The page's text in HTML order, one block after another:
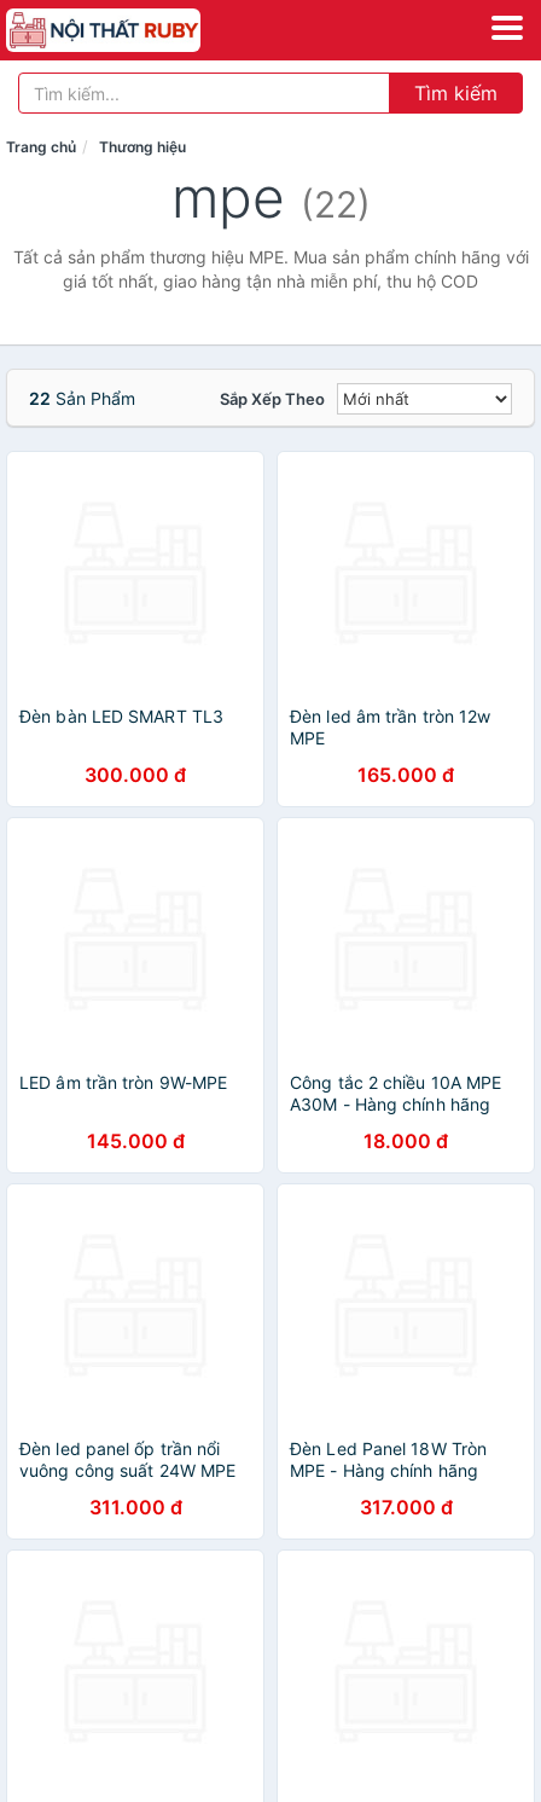
Tìm kiếm
Trang chủ Thương hiệu
mpe (22)
Tất cả sản phẩm thương hiệu MPE. Mua sản phẩm chính hãng với
giá tốt nhất, giao hàng tận nhà miễn phí, thu hộ COD
22 Sản Phẩm Sắp Xếp Theo
Đèn bàn LED SMART TL3
300.000 đ
Đèn led âm trần tròn 12w
MPE
165.000 đ
LED âm trần tròn 9W-MPE
145.000 đ
Công tắc 2 chiều 10A MPE
A30M - Hàng chính hãng
18.000 đ
Đèn led panel ốp trần nổi
vuông công suất 24W MPE
311.000 đ
Đèn Led Panel 18W Tròn
MPE - Hàng chính hãng
317.000 đ